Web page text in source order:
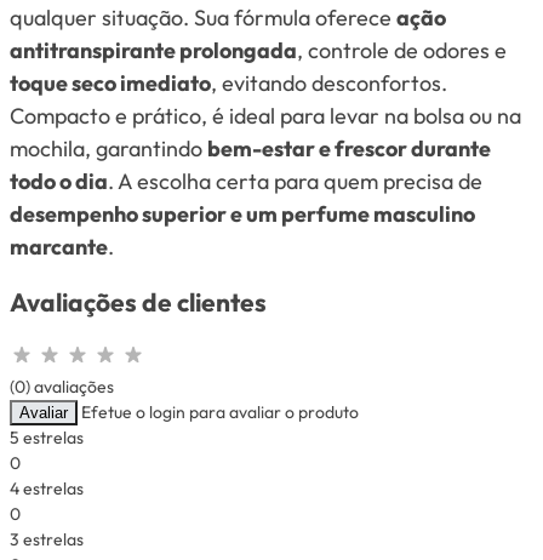
qualquer situação. Sua fórmula oferece ação
antitranspirante prolongada, controle de odores e
toque seco imediato, evitando desconfortos.
Compacto e prático, é ideal para levar na bolsa ou na
mochila, garantindo bem-estar e frescor durante
todo o dia. A escolha certa para quem precisa de
desempenho superior e um perfume masculino
marcante.
Avaliações de clientes
(0) avaliações
Avaliar
Efetue o login para avaliar o produto
5 estrelas
0
4 estrelas
0
3 estrelas